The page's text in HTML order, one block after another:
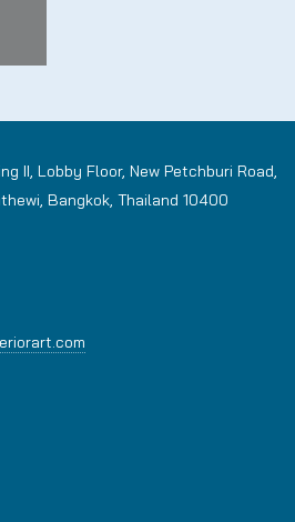
II, Lobby Floor, New Petchburi Road,
Bangkok, Thailand 10400